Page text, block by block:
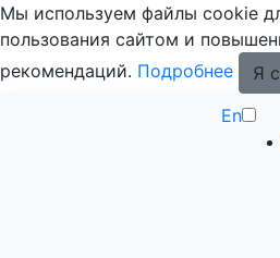
Мы используем файлы cookie
пользования сайтом и
рекомендаций. Подробнее
Я
En